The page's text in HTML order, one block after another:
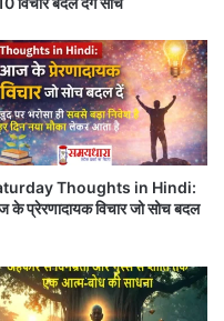
के लिए नहीं, किन्तु अच्छा
लगी?
पसंद आई है, तो इसे
Thoughts in Hindi:
के प्रेरणादायक विचार जो सोच बदल